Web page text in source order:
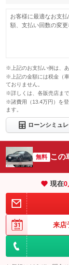
お客様に最適なお支
額、支払い回数の変
※上記のお支払い例は、
※上記の金額には税金（
ておりません。
※詳しくは、各販売店ま
※諸費用（13.4万円）を
ます。
ローンシミュ
無料 この
現在0
来店